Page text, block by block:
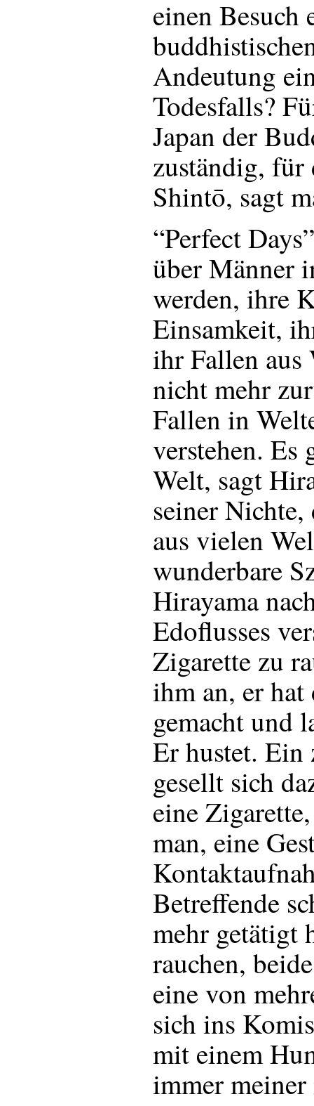
einen Besuch
Andeutung
Todesfalls?
Japan der
zuständig, für
Shintō, sagt
“Perfect
über Männer
werden, ihre
Einsamkeit,
ihr Fallen aus
nicht mehr
Fallen in
verstehen. Es
Welt, sagt
seiner
aus vielen
wunderbare
Hirayama
Edoflusses
Zigarette zu
ihm an, er hat
gemacht und
Er hustet.
gesellt sich
eine
man, eine
Betreffende
mehr getätigt
rauchen,
eine von
sich ins
mit einem
immer meiner